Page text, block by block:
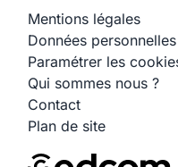
Mentions légales
Données
Paramétrer les
Qui sommes nous ?
Contact
Plan de site